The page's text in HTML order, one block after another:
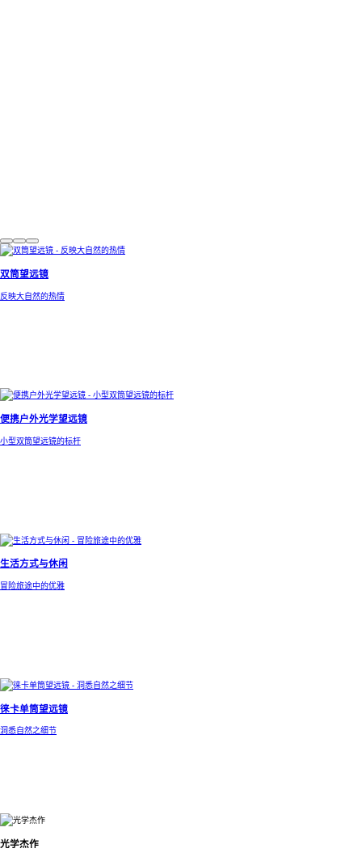
双筒望远镜
反映大自然的热情
便携户外光学望远镜
小型双筒望远镜的标杆
生活方式与休闲
冒险旅途中的优雅
徕卡单筒望远镜
洞悉自然之细节
光学杰作